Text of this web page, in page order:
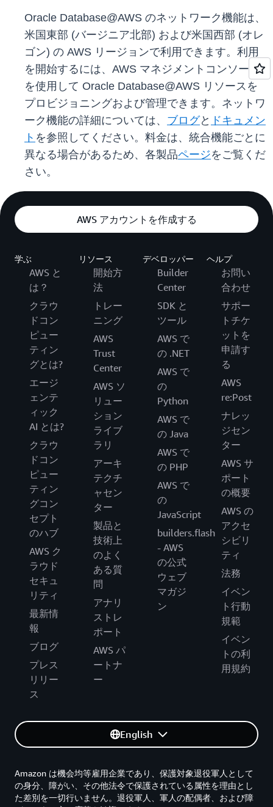
Oracle Database@AWS のネットワーク機能は、
米国東部 (バージニア北部) および米国西部 (オレ
ゴン) の AWS リージョンで利用できます。利用
を開始するには、AWS マネジメントコンソール
を使用して Oracle Database@AWS リソースを
プロビジョニングおよび管理できます。ネットワ
ーク機能の詳細については、 ブログと ドキュメン
ト を参照してください。料金は、統合機能ごとに
異なる場合があるため、各製品ページをご覧くだ
さい。
AWS アカウントを作成する
学ぶ
AWS と
は？
クラウ
ドコン
ピュー
ティン
グとは?
エージ
ェンテ
ィック
AI とは?
クラウ
ドコン
ピュー
ティン
グコン
セプト
のハブ
AWS ク
ラウド
セキュ
リティ
最新情
報
ブログ
プレス
リリー
ス
リソース
開始方
法
トレー
ニング
AWS
Trust
Center
AWS ソ
リュー
ション
ライブ
ラリ
アーキ
テクチ
ャセン
ター
製品と
技術上
のよく
ある質
問
アナリ
ストレ
ポート
AWS パ
ートナ
ー
デベロッパー
Builder
Center
SDK と
ツール
AWS で
の .NET
AWS で
の
Python
AWS で
の Java
AWS で
の PHP
AWS で
の
JavaScript
builders.flash
- AWS
の公式
ウェブ
マガジ
ン
ヘルプ
お問い
合わせ
サポー
トチケ
ットを
申請す
る
AWS
re:Post
ナレッ
ジセン
ター
AWS サ
ポート
の概要
AWS の
アクセ
シビリ
ティ
法務
イベン
ト行動
規範
イベン
トの利
用規約
English
Amazon は機会均等雇用企業であり、保護対象退役軍人として
の身分、障がい、その他法令で保護されている属性を理由とし
た差別を一切行いません。退役軍人、軍人の配偶者、および障